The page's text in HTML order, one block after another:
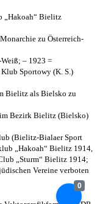
0
„Hakoah“ Bielitz
zu Österreich-
– 1923 =
Sportowy (K. S.)
Bielitz als Bielsko zu
Bezirk Bielitz (Bielsko)
(Bielitz-Bialaer Sport
„Hakoah“ Bielitz 1914,
„Sturm“ Bielitz 1914;
Vereine verboten